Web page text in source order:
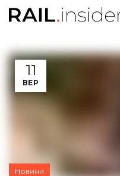
11
ВЕР
Новини